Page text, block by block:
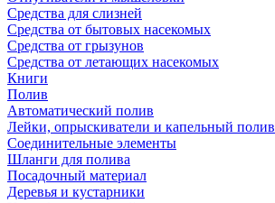
Средства для слизней
Средства от бытовых насекомых
Средства от грызунов
Средства от летающих насекомых
Книги
Полив
Автоматический полив
Лейки, опрыскиватели и капельный полив
Соединительные элементы
Шланги для полива
Посадочный материал
Деревья и кустарники